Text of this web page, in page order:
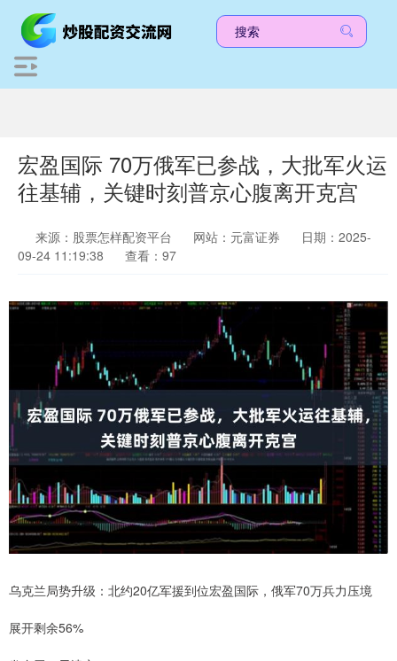
宏盈国际 70万俄军已参战，大批军火运
往基辅，关键时刻普京心腹离开克宫
来源：股票怎样配资平台 网站：元富证券
日期：2025-
09-24 11:19:38
查看：97
乌克兰局势升级：北约20亿军援到位宏盈国际，俄军70万兵力压境
展开剩余56%